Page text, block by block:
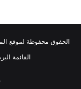
الحقوق محفوظة لموقع
القائمة